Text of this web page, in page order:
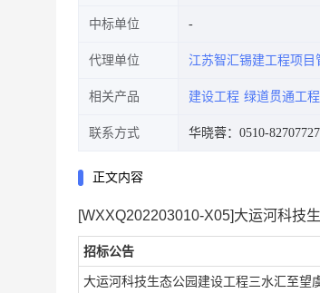
中标单位
代理单位 江苏智汇锡建工程项目
相关产品 建设工程 绿道贯通工程
联系方式 华晓蓉：0510-82707727
正文内容
[WXXQ202203010-X05]大运河科技
招标公告
大运河科技生态公园建设工程三水汇至望